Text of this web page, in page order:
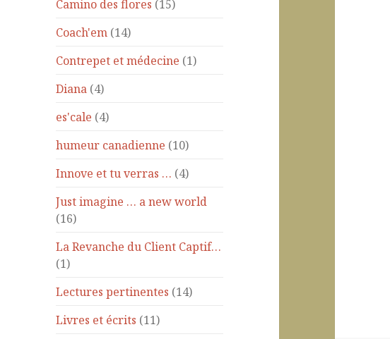
Camino des flores (15)
Coach'em (14)
Contrepet et médecine (1)
Diana (4)
es'cale (4)
humeur canadienne (10)
Innove et tu verras … (4)
Just imagine … a new world
(16)
La Revanche du Client Captif…
(1)
Lectures pertinentes (14)
Livres et écrits (11)